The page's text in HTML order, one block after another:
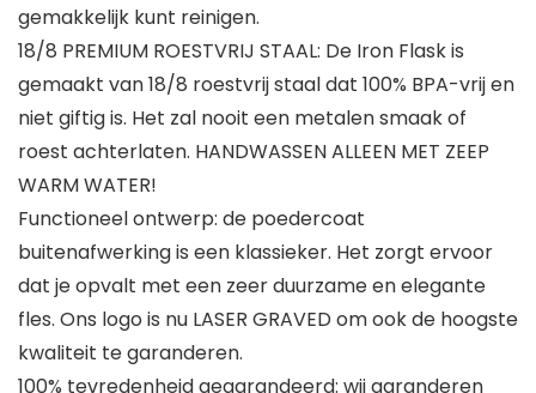
gemakkelijk kunt reinigen.
18/8 PREMIUM ROESTVRIJ STAAL: De Iron Flask is
gemaakt van 18/8 roestvrij staal dat 100% BPA-vrij en
niet giftig is. Het zal nooit een metalen smaak of
roest achterlaten. HANDWASSEN ALLEEN MET ZEEP
WARM WATER!
Functioneel ontwerp: de poedercoat
buitenafwerking is een klassieker. Het zorgt ervoor
dat je opvalt met een zeer duurzame en elegante
fles. Ons logo is nu LASER GRAVED om ook de hoogste
kwaliteit te garanderen.
100% tevredenheid gegarandeerd: wij garanderen